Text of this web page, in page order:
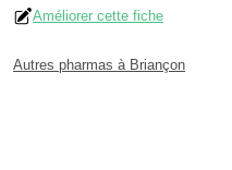
Améliorer cette fiche
Autres pharmas à Briançon